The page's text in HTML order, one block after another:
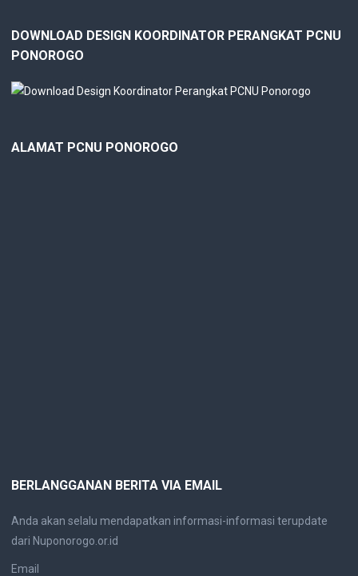
DOWNLOAD DESIGN KOORDINATOR PERANGKAT PCNU
PONOROGO
ALAMAT PCNU PONOROGO
BERLANGGANAN BERITA VIA EMAIL
Anda akan selalu mendapatkan informasi-informasi terupdate
dari Nuponorogo.or.id
Email